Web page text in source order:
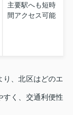
主要駅へも短時
間アクセス可能
り、北区はどのエ
すく、交通利便性